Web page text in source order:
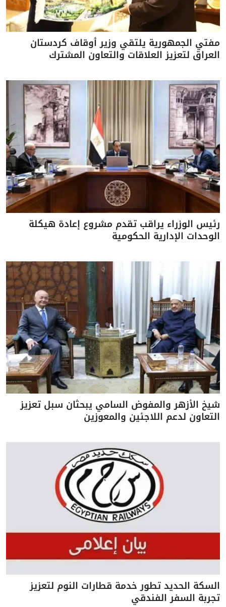
مفتي الجمهورية يلتقي وزير أوقاف كردستان
العراق لتعزيز العلاقات والتعاون المشترك
رئيس الوزراء يراقب تقدم مشروع إعادة هيكلة
الوحدات الإدارية الحكومية
شيخ الأزهر والمفوض السامي يبحثان سبل تعزيز
التعاون لدعم اللاجئين والمعوزين
السكة الحديد تطور خدمة قطارات النوم لتعزيز
تجربة السفر الفندقي